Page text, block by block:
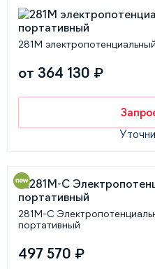
281М
от 364 130 ₽
281М-С
портативный
497 570 ₽